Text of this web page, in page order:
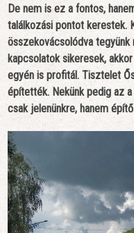
De nem is ez a fontos,
találkozási pontot kerestek.
összekovácsolódva
kapcsolatok sikeresek,
egyén is profitál. Tisztelet
építették. Nekünk pedig az
csak jelenünkre, hanem